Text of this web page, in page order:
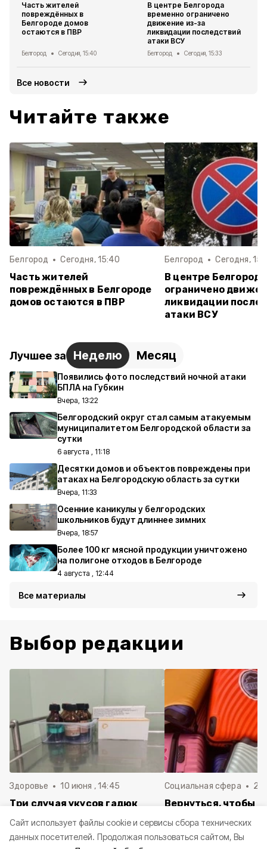
Cайт использует файлы cookie и сервисы сбора технических
данных посетителей. Продолжая пользоваться сайтом, Вы
Часть жителей
повреждённых в
Белгороде домов
остаются в ПВР
Белгород Сегодня, 15:40
В центре Белгорода
временно ограничено
движение из-за
ликвидации последствий
атаки ВСУ
Белгород Сегодня, 15:33
Все новости
Читайте также
Белгород Сегодня, 15:40
Часть жителей
повреждённых в Белгороде
домов остаются в ПВР
Белгород Сегодня,
В центре
ограничено
ликвидации
атаки ВСУ
Лучшее за Неделю Месяц
Появились фото последствий ночной атаки
БПЛА на Губкин
Вчера, 13:22
Белгородский округ стал самым атакуемым
муниципалитетом Белгородской области за
сутки
6 августа , 11:18
Десятки домов и объектов повреждены при
атаках на Белгородскую область за сутки
Вчера, 11:33
Осенние каникулы у белгородских
школьников будут длиннее зимних
Вчера, 18:57
Более 100 кг мясной продукции уничтожено
на полигоне отходов в Белгороде
4 августа , 12:44
Все материалы
Выбор редакции
Здоровье 10 июня , 14:45
Три случая укусов гадюк
Белгородской области с
начала года
Социальная сфера 20
Вернуться, чтобы
в Белгородскую